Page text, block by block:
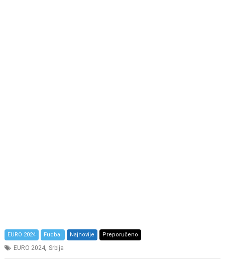
EURO 2024 Fudbal Najnovije Preporučeno
EURO 2024,Srbija